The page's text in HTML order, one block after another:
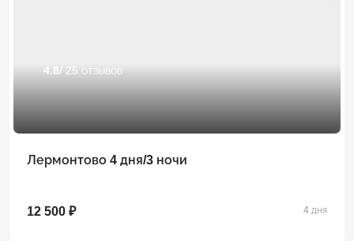
4.8/ 25 отзывов
Лермонтово 4 дня/3 ночи
12 500 ₽ 4 дня